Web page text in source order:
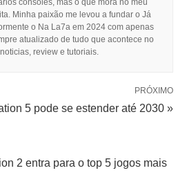
Minha paixão me levou a fundar o Já
o Na La7a em 2024 com apenas
atualizado de tudo que acontece no
review e tutoriais.
PRÓXIMO
5 pode se estender até 2030 »
2 entra para o top 5 jogos mais